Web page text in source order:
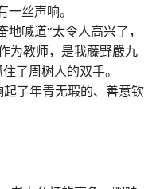
丝声响。
喊道“太令人高兴了，
为教师，是我藤野嚴九
了周树人的双手。
了年青无瑕的、善意钦